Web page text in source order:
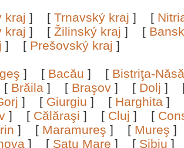
kraj ] [ Trnavský kraj ] [
kraj ] [ Žilinský kraj ] [
] [ Prešovský kraj ]
] [ Bacău ] [ Bistriţa-
[ Brăila ] [ Braşov ] [ Dolj ]
] [ Giurgiu ] [ Harghita ]
] [ Călăraşi ] [ Cluj ] [
] [ Maramureş ] [ Mureş
] [ Satu Mare ] [ Sibiu